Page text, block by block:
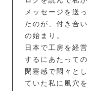
メッセージを送っ
たのが、付き合い
の始まり。
日本で工房を経営
するにあたっての
閉塞感で悶々とし
ていた私に風穴を